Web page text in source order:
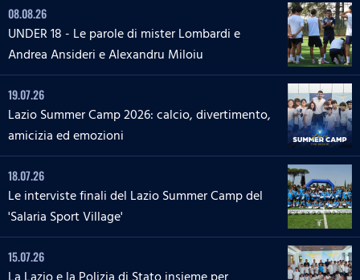
08.08.26
UNDER 18 - Le parole di mister Lombardi e
Andrea Ansideri e Alexandru Miloiu
19.07.26
Lazio Summer Camp 2026: calcio, divertimento,
amicizia ed emozioni
18.07.26
Le interviste finali del Lazio Summer Camp del
'Salaria Sport Village'
15.07.26